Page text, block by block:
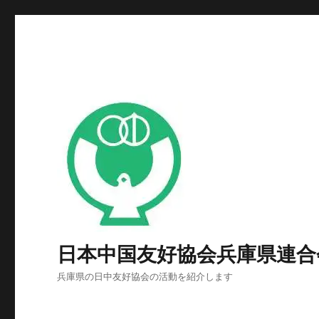
日本中国友好協会兵庫県連
兵庫県の日中友好協会の活動を紹介します